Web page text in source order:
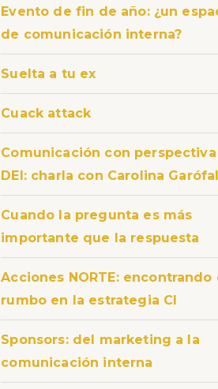
Evento de fin de año: ¿un
de comunicación interna?
Suelta a tu ex
Cuack attack
Comunicación con perspectiva
DEI: charla con Carolina
Cuando la pregunta es más
importante que la respuesta
Acciones NORTE: encontrando
rumbo en la estrategia CI
Sponsors: del marketing a la
comunicación interna